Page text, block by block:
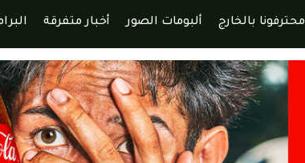
محترفونا بالخارج ألبومات الصور أخبار متفرقة